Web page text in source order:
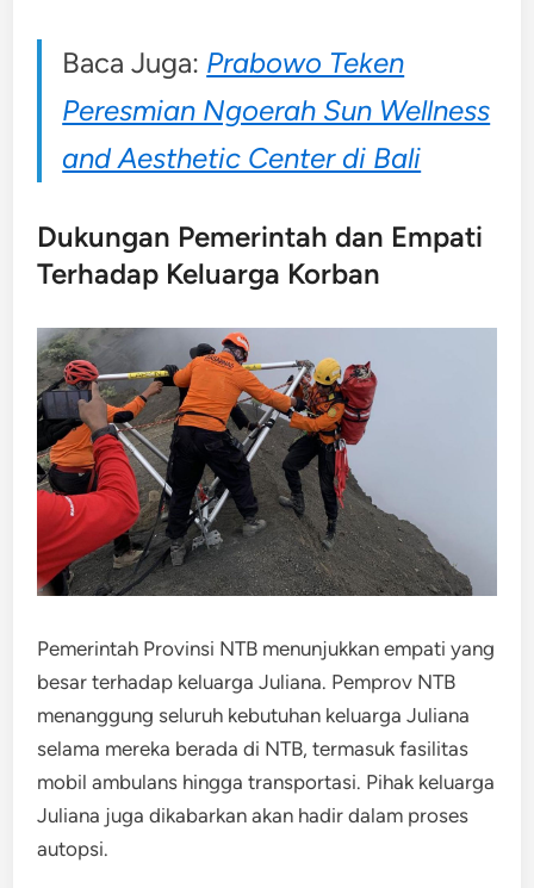
Baca Juga: Prabowo Teken
Peresmian Ngoerah Sun Wellness
and Aesthetic Center di Bali
Dukungan Pemerintah dan Empati
Terhadap Keluarga Korban
Pemerintah Provinsi NTB menunjukkan empati yang
besar terhadap keluarga Juliana. Pemprov NTB
menanggung seluruh kebutuhan keluarga Juliana
selama mereka berada di NTB, termasuk fasilitas
mobil ambulans hingga transportasi. Pihak keluarga
Juliana juga dikabarkan akan hadir dalam proses
autopsi.